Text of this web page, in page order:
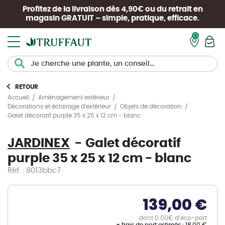
Profitez de la livraison dès 4,90€ ou du retrait en
magasin GRATUIT – simple, pratique, efficace.
RETOUR
Accueil
Aménagement extérieur
Décorations et éclairage d'extérieur
Objets de décoration
Galet décoratif purple 35 x 25 x 12 cm - blanc
JARDINEX
Galet décoratif
purple 35 x 25 x 12 cm - blanc
Réf. : 8013bbc7
139,00 €
dont 0.00€ d’éco-part